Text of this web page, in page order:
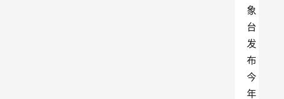
象
台
发
布
今
年